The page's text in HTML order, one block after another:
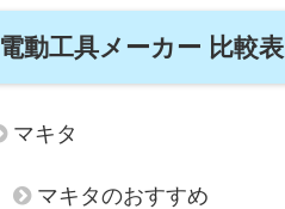
電動工具メーカー 比較表
マキタ
マキタのおすすめ